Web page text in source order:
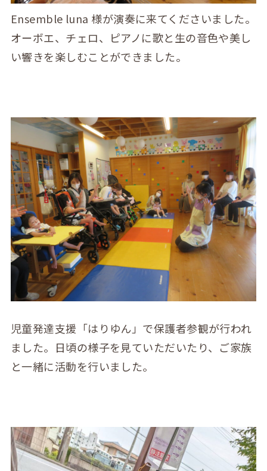
Ensemble luna 様が演奏に来てくださいました。
オーボエ、チェロ、ピアノに歌と生の音色や美し
い響きを楽しむことができました。
児童発達支援「はりゆん」で保護者参観が行われ
ました。日頃の様子を見ていただいたり、ご家族
と一緒に活動を行いました。